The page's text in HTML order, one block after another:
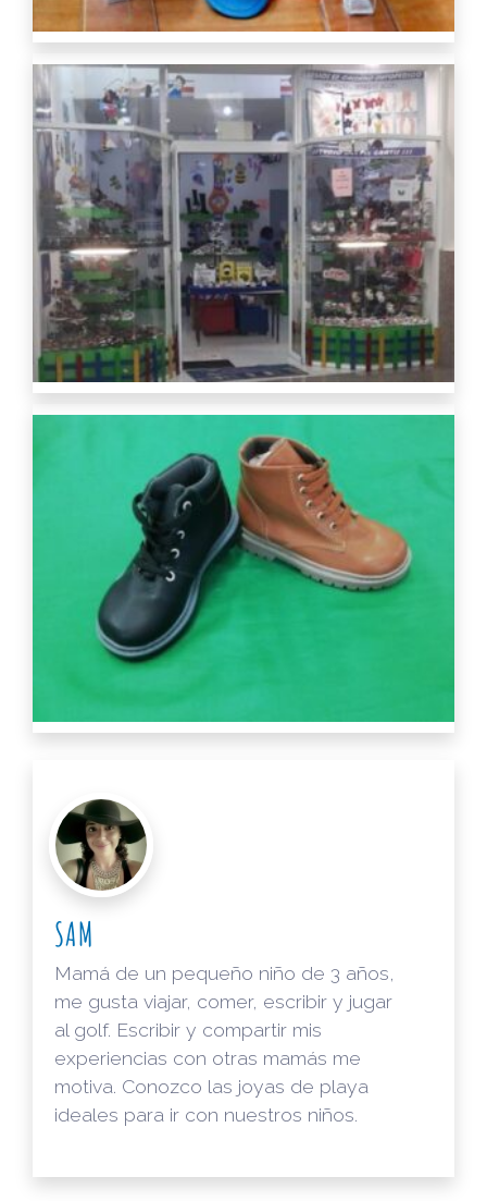
SAM
Mamá de un pequeño niño de 3 años,
me gusta viajar, comer, escribir y jugar
al golf. Escribir y compartir mis
experiencias con otras mamás me
motiva. Conozco las joyas de playa
ideales para ir con nuestros niños.